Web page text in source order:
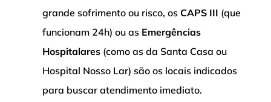
grande sofrimento ou risco, os CAPS III (que
funcionam 24h) ou as Emergências
Hospitalares (como as da Santa Casa ou
Hospital Nosso Lar) são os locais indicados
para buscar atendimento imediato.